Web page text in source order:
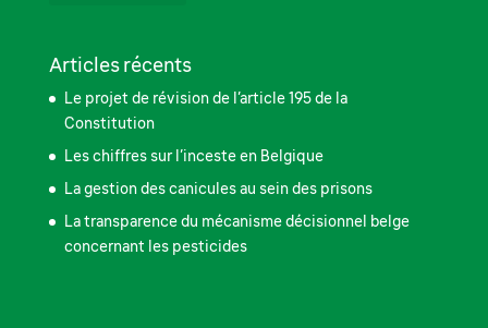
Articles récents
Le projet de révision de l’article 195 de la
Constitution
Les chiffres sur l’inceste en Belgique
La gestion des canicules au sein des prisons
La transparence du mécanisme décisionnel belge
concernant les pesticides